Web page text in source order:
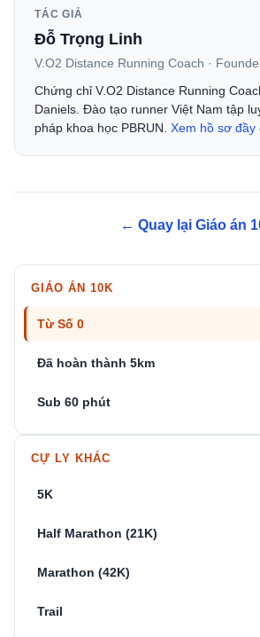
TÁC GIẢ
Đỗ Trọng Linh
V.O2 Distance Running Coach ·
Chứng chỉ V.O2 Distance Running
Daniels. Đào tạo runner Việt Nam tập
pháp khoa học PBRUN. Xem hồ sơ
← Quay lại Giáo án
GIÁO ÁN 10K
Từ Số 0
Đã hoàn thành 5km
Sub 60 phút
CỰ LY KHÁC
5K
Half Marathon (21K)
Marathon (42K)
Trail